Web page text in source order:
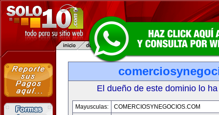
El dueño de este dominio lo
Mayusculas:
COMERCIOSYNEGOCIOS.COM